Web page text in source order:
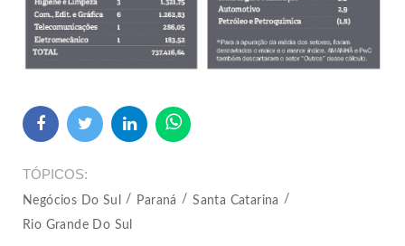
TÓPICOS
Negócios Do Sul Paraná
Santa Catarina
Rio Grande Do Sul